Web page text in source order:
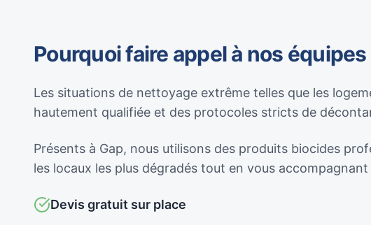
Pourquoi faire appel à nos
Les situations de nettoyage extrême telles que les
hautement qualifiée et des protocoles stricts de
Présents à Gap, nous utilisons des produits biocides
les locaux les plus dégradés tout en vous
Devis gratuit sur place